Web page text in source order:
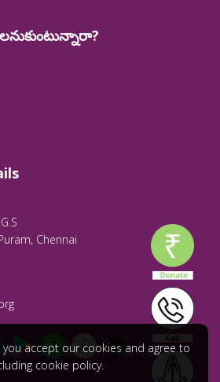
Chennai
you accept our cookies and agree to
cookie policy.